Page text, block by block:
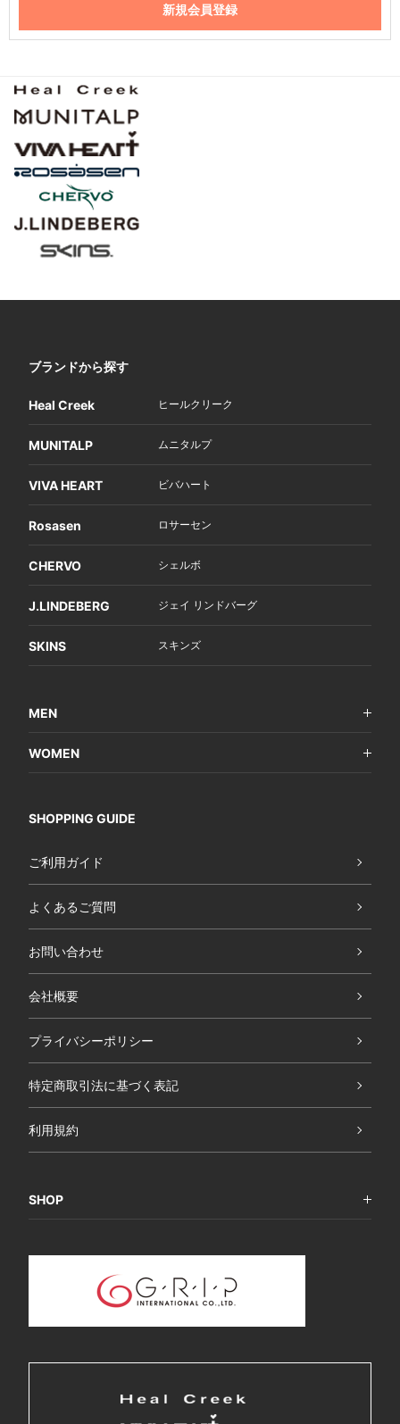
ブランドから探す
Heal Creek ヒールクリーク
MUNITALP ムニタルプ
VIVA HEART ビバハート
Rosasen ロサーセン
CHERVO シェルボ
J.LINDEBERG ジェイ リンドバーグ
SKINS スキンズ
MEN
WOMEN
SHOPPING GUIDE
ご利用ガイド
よくあるご質問
お問い合わせ
会社概要
プライバシーポリシー
特定商取引法に基づく表記
利用規約
SHOP